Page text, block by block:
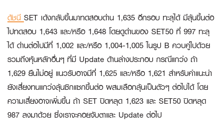
ดัชนี SET เด้งกลับขึ้นมาทดสอบด่าน 1,635 อีกรอบ ทะลุได้ มีลุ้นขึ้นต่อ
ไปทดสอบ 1,643 และ/หรือ 1,648 โดยดูด่านของ SET50 ที่ 997 ทะลุ
ได้ ด่านต่อไปมีที่ 1,002 และ/หรือ 1,004-1,005 ในรูป B ควบคู่ไปด้วย
รวมถึงหุ้นหลักอื่นๆ ที่มี Update ด้านล่างประกอบ กรณีแกว่ง ถ้า
1,629 ยืนไม่อยู่ แนวรับอาจมีที่ 1,625 และ/หรือ 1,621 สำหรับคำแนะนำ
ยังเสี่ยงทนแกว่งลุ้นซิกแซกขึ้นต่อ ผสมเลือกลุ้นเป็นตัวๆ ต่อไปได้ โดย
ความเสี่ยงอาจเพิ่มขึ้น ถ้า SET ปิดหลุด 1,623 และ SET50 ปิดหลุด
987 ลงมาด้วย ซึ่งเราจะคอยจับตาและ Update ต่อไป